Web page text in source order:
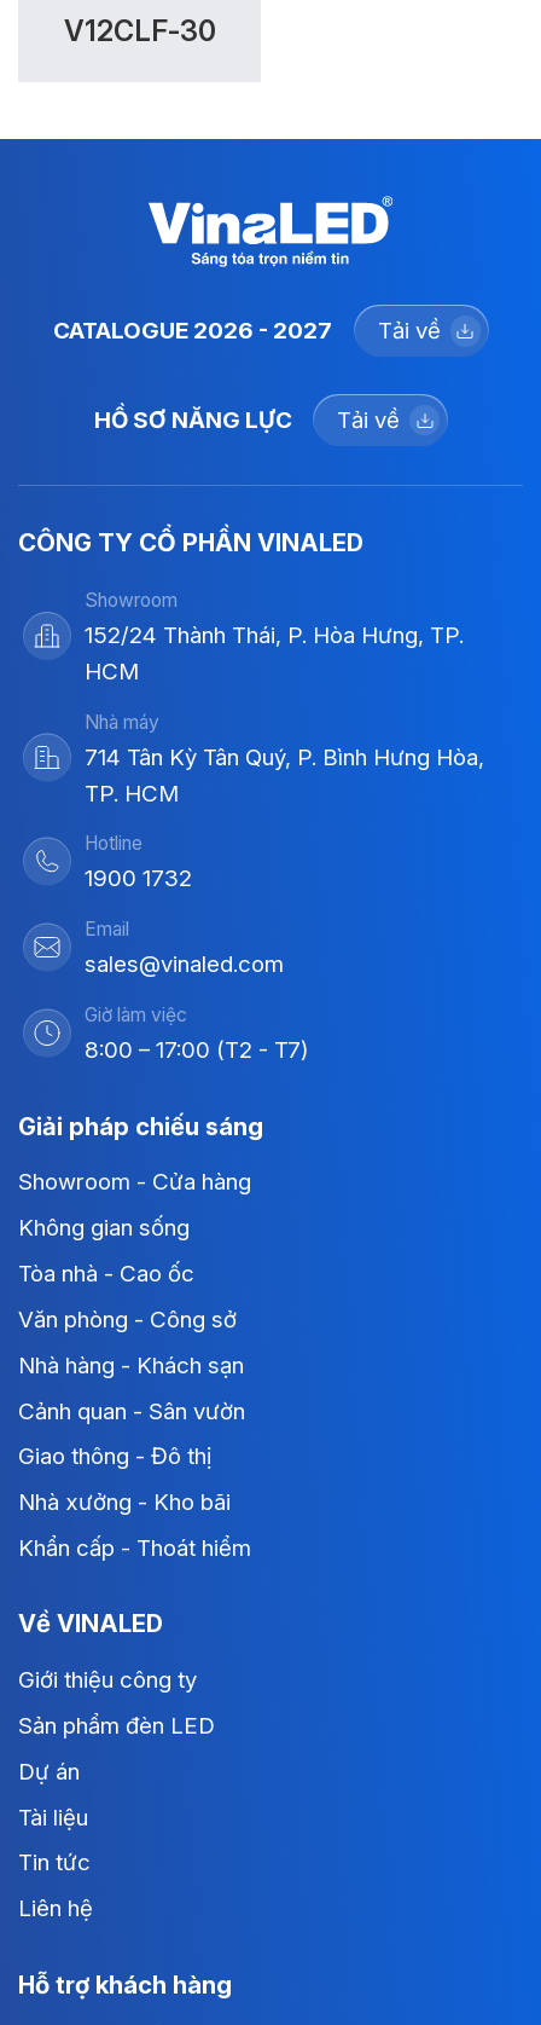
V12CLF-30
CATALOGUE 2026 - 2027 Tải về
HỒ SƠ NĂNG LỰC Tải về
CÔNG TY CỔ PHẦN VINALED
Showroom
152/24 Thành Thái, P. Hòa Hưng, TP.
HCM
Nhà máy
714 Tân Kỳ Tân Quý, P. Bình Hưng Hòa,
TP. HCM
Hotline
1900 1732
Email
sales@vinaled.com
Giờ làm việc
8:00 – 17:00 (T2 - T7)
Giải pháp chiếu sáng
Showroom - Cửa hàng
Không gian sống
Tòa nhà - Cao ốc
Văn phòng - Công sở
Nhà hàng - Khách sạn
Cảnh quan - Sân vườn
Giao thông - Đô thị
Nhà xưởng - Kho bãi
Khẩn cấp - Thoát hiểm
Về VINALED
Giới thiệu công ty
Sản phẩm đèn LED
Dự án
Tài liệu
Tin tức
Liên hệ
Hỗ trợ khách hàng